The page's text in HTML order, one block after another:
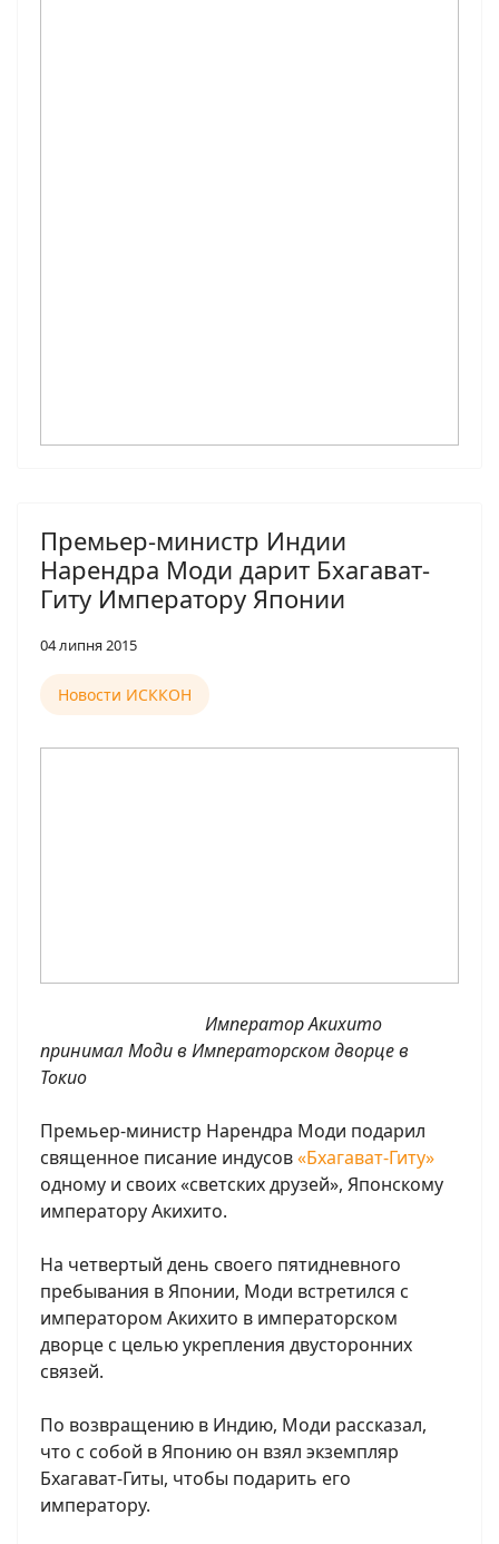
Премьер-министр Индии
Нарендра Моди дарит Бхагават-
Гиту Императору Японии
04 липня 2015
Новости ИСККОН
Император Акихито
принимал Моди в Императорском дворце в
Токио
Премьер-министр Нарендра Моди подарил
священное писание индусов«Бхагават-Гиту»
одному и своих «светских друзей», Японскому
императору Акихито.
На четвертый день своего пятидневного
пребывания в Японии, Моди встретился с
императором Акихито в императорском
дворце с целью укрепления двусторонних
связей.
По возвращению в Индию, Моди рассказал,
что с собой в Японию он взял экземпляр
Бхагават-Гиты, чтобы подарить его
императору.